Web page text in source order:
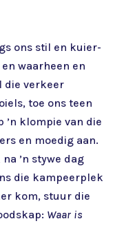
ons stil en kuier-
waarheen en
die verkeer
toe ons teen
’n klompie van die
en moedig aan.
’n stywe dag
die kampeerplek
kom, stuur die
Waar is